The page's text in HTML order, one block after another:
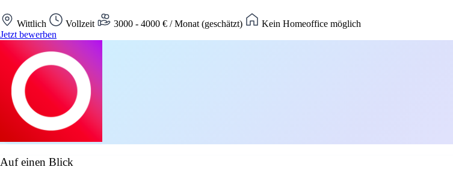
Wittlich Vollzeit 3000 - 4000 € / Monat (geschätzt)
Kein Homeoffice möglich
Jetzt bewerben
Auf einen Blick